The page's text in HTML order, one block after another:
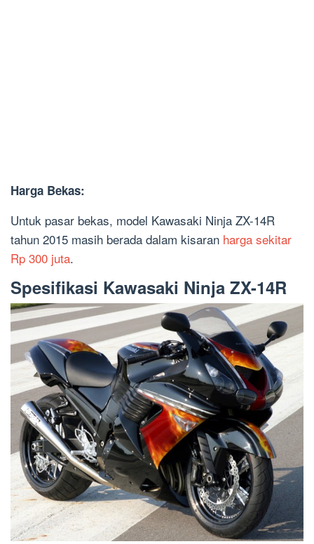
Harga Bekas:
Untuk pasar bekas, model Kawasaki Ninja ZX-14R
tahun 2015 masih berada dalam kisaran harga sekitar
Rp 300 juta.
Spesifikasi Kawasaki Ninja ZX-14R